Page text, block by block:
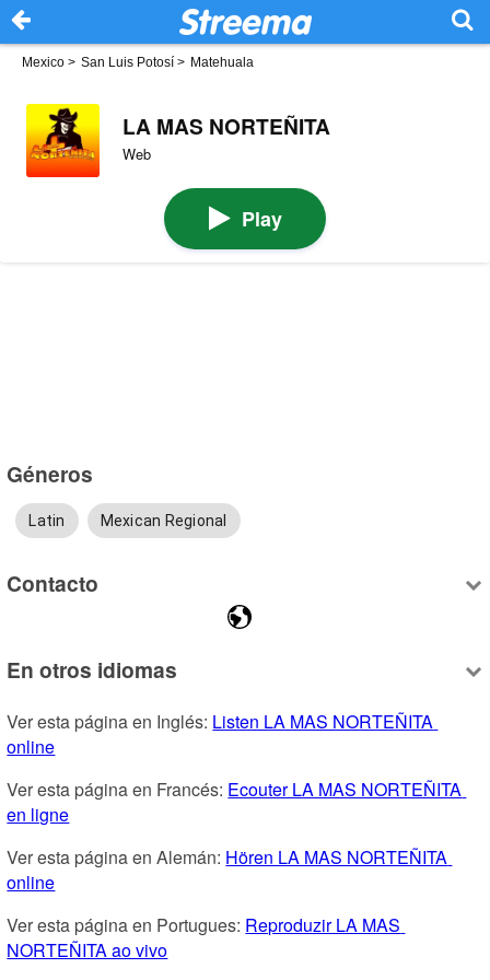
Mexico > San Luis Potosí > Matehuala
LA MAS NORTEÑITA
Web
Play
Géneros
Latin Mexican Regional
Contacto
En otros idiomas
Ver esta página en Inglés: Listen LA MAS NORTEÑITA
online
Ver esta página en Francés: Ecouter LA MAS NORTEÑITA
en ligne
Ver esta página en Alemán: Hören LA MAS NORTEÑITA
online
Ver esta página en Portugues: Reproduzir LA MAS
NORTEÑITA ao vivo